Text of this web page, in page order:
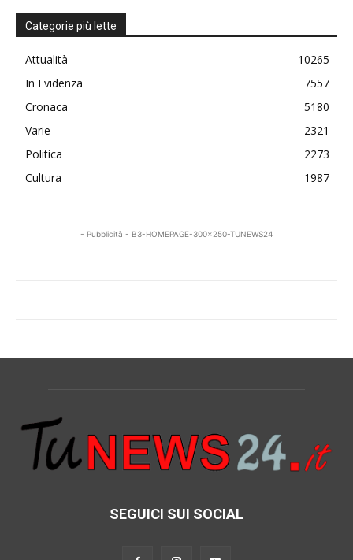
Categorie più lette
Attualità
10265
In Evidenza
7557
Cronaca
5180
Varie
2321
Politica
2273
Cultura
1987
- Pubblicità - B3-HOMEPAGE-300x250-TUNEWS24
SEGUICI SUI SOCIAL